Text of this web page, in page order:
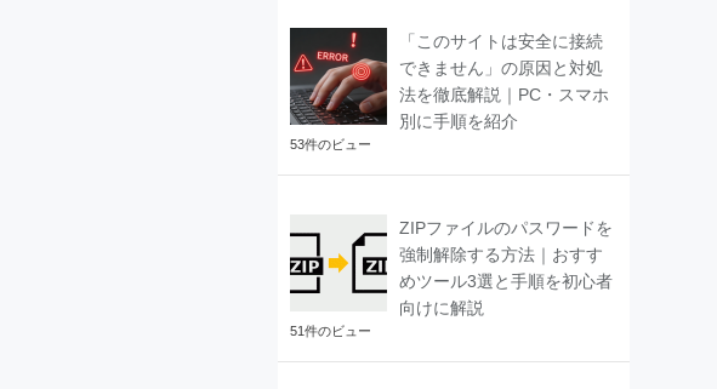
「このサイトは安全に接続
できません」の原因と対処
法を徹底解説｜PC・スマホ
別に手順を紹介
53件のビュー
ZIPファイルのパスワードを
強制解除する方法｜おすす
めツール3選と手順を初心者
向けに解説
51件のビュー